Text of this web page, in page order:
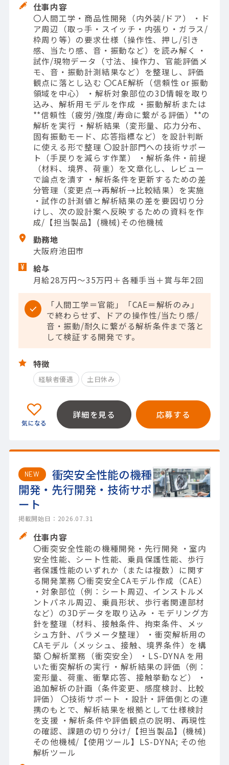
仕事内容
〇人間工学・商品性開発（内外装/ドア） ・ド
ア周辺（取っ手・スイッチ・内張り・ガラス/
枠周り等）の要求仕様（操作性、押し/引き
感、当たり感、音・振動など）を読み解く ・
試作/現物データ（寸法、操作力、官能評価メ
モ、音・振動計測結果など）を整理し、評価
観点に落とし込む 〇CAE解析（信頼性 or 振動
領域を中心） ・解析対象部位の3D情報を取り
込み、解析用モデルを作成 ・振動解析または
**信頼性（疲労/強度/寿命に繋がる評価）**の
解析を実行 ・解析結果（変形量、応力分布、
固有振動モード、応答指標など）を設計判断
に使える形で整理 〇設計部門への技術サポー
ト（手戻りを減らす作業） ・解析条件・前提
（材料、境界、荷重）を文章化し、レビュー
で論点を潰す ・解析条件を更新するための差
分管理（変更点→再解析→比較結果）を実施
・試作の計測値と解析結果の差を要因切り分
けし、次の設計案へ反映するための資料を作
成/【担当製品】(機械)その他機械
勤務地
大阪府池田市
給与
月給28万円～35万円＋各種手当＋賞与年2回
「人間工学＝官能」「CAE＝解析のみ」
で終わらせず、ドアの操作性/当たり感/
音・振動/耐久に繋がる解析条件まで落と
して検証する開発です。
特徴
経験者優遇 土日休み
詳細を見る 応募する
NEW
衝突安全性能の機種
開発・先行開発・技術サポ
ート
掲載開始日：2026.07.31
仕事内容
〇衝突安全性能の機種開発・先行開発 ・室内
安全性能、シート性能、乗員保護性能、歩行
者保護性能のいずれか（または複数）に関す
る開発業務 〇衝突安全CAモデル作成（CAE）
・対象部位（例：シート周辺、インストルメ
ントパネル周辺、乗員形状、歩行者関連部材
など）の3Dデータを取り込み ・モデリング方
針を整理（材料、接触条件、拘束条件、メッ
シュ方針、パラメータ整理） ・衝突解析用の
CAモデル（メッシュ、接触、境界条件）を構
築 〇解析業務（衝突安全） ・LS-DYNA を用
いた衝突解析の実行 ・解析結果の評価（例：
変形量、荷重、衝撃応答、接触挙動など） ・
追加解析の計画（条件変更、感度検討、比較
評価） 〇技術サポート ・設計・評価側との連
携のもとで、解析結果を根拠として仕様検討
を支援 ・解析条件や評価観点の説明、再現性
の確認、課題の切り分け/【担当製品】(機械)
その他機械/【使用ツール】LS-DYNA; その他
解析ツール